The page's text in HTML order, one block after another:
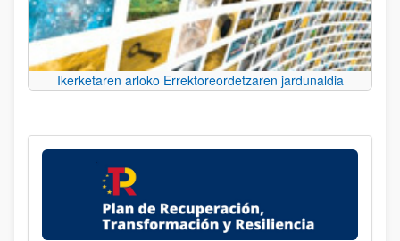
Ikerketaren arloko Errektoreordetzaren jardunaldia